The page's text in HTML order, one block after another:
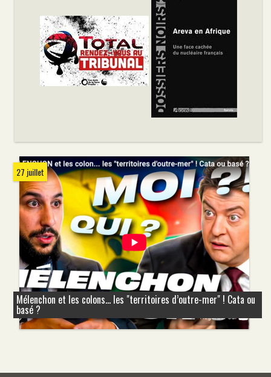
27 juillet
Mélenchon et les colons... les "territoires d’outre-mer" ! Cata ou
basé ?